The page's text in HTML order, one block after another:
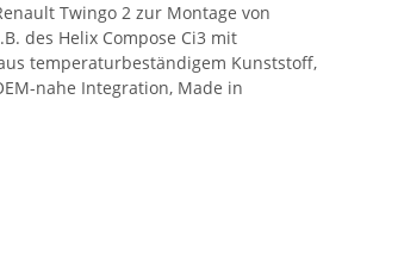
Twingo 2 zur Montage von
des Helix Compose Ci3 mit
temperaturbeständigem Kunststoff,
nahe Integration, Made in